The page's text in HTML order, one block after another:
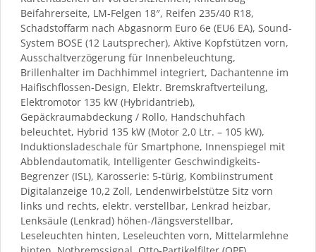
Beifahrerseite, LM-Felgen 18″, Reifen 235/40 R18,
Schadstoffarm nach Abgasnorm Euro 6e (EU6 EA), Sound-
System BOSE (12 Lautsprecher), Aktive Kopfstützen vorn,
Ausschaltverzögerung für Innenbeleuchtung,
Brillenhalter im Dachhimmel integriert, Dachantenne im
Haifischflossen-Design, Elektr. Bremskraftverteilung,
Elektromotor 135 kW (Hybridantrieb),
Gepäckraumabdeckung / Rollo, Handschuhfach
beleuchtet, Hybrid 135 kW (Motor 2,0 Ltr. – 105 kW),
Induktionsladeschale für Smartphone, Innenspiegel mit
Abblendautomatik, Intelligenter Geschwindigkeits-
Begrenzer (ISL), Karosserie: 5-türig, Kombiinstrument
Digitalanzeige 10,2 Zoll, Lendenwirbelstütze Sitz vorn
links und rechts, elektr. verstellbar, Lenkrad heizbar,
Lenksäule (Lenkrad) höhen-/längsverstellbar,
Leseleuchten hinten, Leseleuchten vorn, Mittelarmlehne